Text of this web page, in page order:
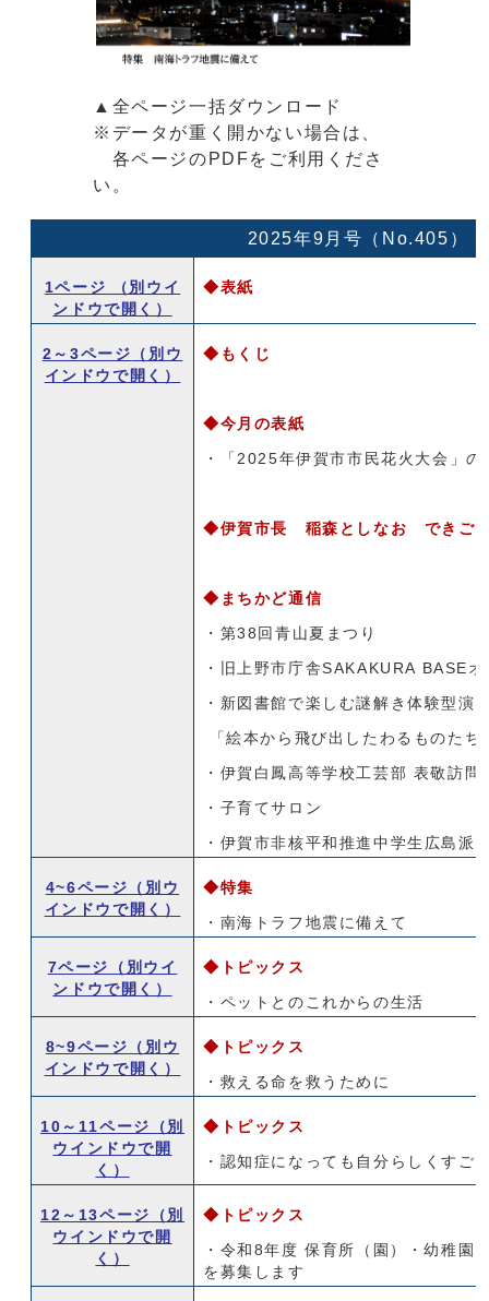
▲全ページ一括ダウンロード
※データが重く開かない場合は、
各ページのPDFをご利用くださ
い。
2025年9月号（No.405）
1ページ
（別ウイ
ンドウで開く）
◆表紙
2～3ページ （別ウ
インドウで開く）
◆もくじ
◆今月の表紙
・「2025年伊賀市市民花火大会」の
◆伊賀市長 稲森としなお できご
◆まちかど通信
・第38回青山夏まつり
・旧上野市庁舎SAKAKURA BASE
・新図書館で楽しむ謎解き体験型演
「絵本から飛び出したわるものたち
・伊賀白鳳高等学校工芸部 表敬訪問
・子育てサロン
・伊賀市非核平和推進中学生広島派
4~6ページ （別ウ
インドウで開く）
◆特集
・南海トラフ地震に備えて
7ページ
（別ウイ
ンドウで開く）
◆トピックス
・ペットとのこれからの生活
8~9ページ （別ウ
インドウで開く）
◆トピックス
・救える命を救うために
10～11ページ
（別
ウインドウで開
く）
◆トピックス
・認知症になっても自分らしくすご
12～13ページ
（別
ウインドウで開
く）
◆トピックス
・令和8年度 保育所（園）・幼稚園
を募集します